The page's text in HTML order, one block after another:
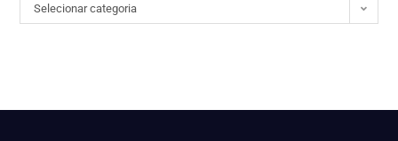
Selecionar categoria